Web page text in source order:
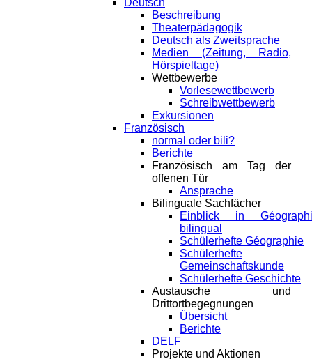
Deutsch
Beschreibung
Theaterpädagogik
Deutsch als Zweitsprache
Medien (Zeitung, Radio,
Hörspieltage)
Wettbewerbe
Vorlesewettbewerb
Schreibwettbewerb
Exkursionen
Französisch
normal oder bili?
Berichte
Französisch am Tag der
offenen Tür
Ansprache
Bilinguale Sachfächer
Einblick in
bilingual
Schülerhefte Géographie
Schülerhefte
Gemeinschaftskunde
Schülerhefte Geschichte
Austausche und
Drittortbegegnungen
Übersicht
Berichte
DELF
Projekte und Aktionen